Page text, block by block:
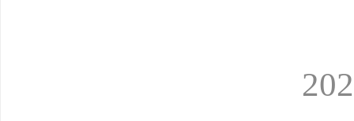
2025年3